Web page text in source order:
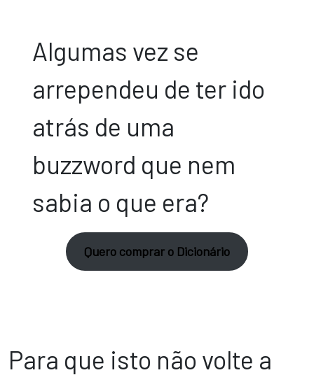
Algumas vez se
arrependeu de ter ido
atrás de uma
buzzword que nem
sabia o que era?
Quero comprar o Dicionário
Para que isto não volte a